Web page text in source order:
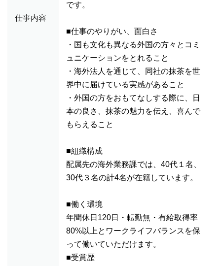
仕事内容
です。
■仕事のやりがい、面白さ
・国も文化も異なる外国の方々とコミ
ュニケーションをとれること
・海外法人を通じて、同社の抹茶を世
界中に届けている実感があること
・外国の方をおもてなしする際に、日
本の良さ、抹茶の魅力を伝え、喜んで
もらえること
■組織構成
配属先の海外業務課では、40代１名、
30代３名の計4名が在籍しています。
■働く環境
年間休日120日・転勤無・有給取得率
80%以上とワークライフバランスを保
って働いていただけます。
■受賞歴